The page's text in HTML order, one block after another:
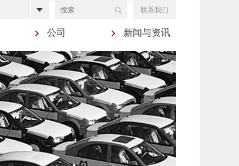
联系我们
公司 新闻与资讯